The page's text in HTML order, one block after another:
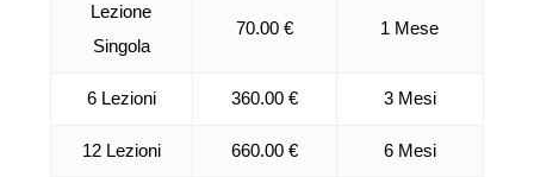
Lezione
Singola
70.00 € 1 Mese
6 Lezioni 360.00 € 3 Mesi
12 Lezioni 660.00 € 6 Mesi